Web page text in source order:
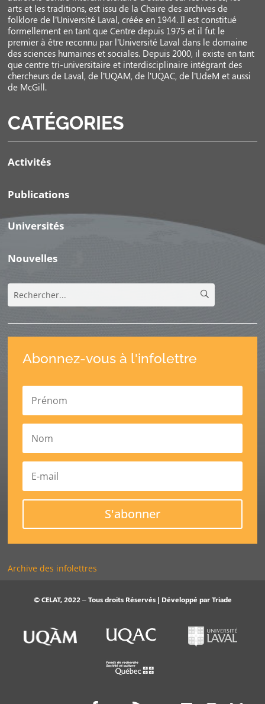
arts et les traditions, est issu de la Chaire des archives de
folklore de l’Université Laval, créée en 1944. Il est constitué
formellement en tant que Centre depuis 1975 et il fut le
premier à être reconnu par l’Université Laval dans le domaine
des sciences humaines et sociales. Depuis 2000, il existe en tant
que centre tri-universitaire et interdisciplinaire intégrant des
chercheurs de Laval, de l’UQAM, de l’UQAC, de l’UdeM et aussi
de McGill.
CATÉGORIES
Activités
Publications
Universités
Nouvelles
Abonnez-vous à l'infolettre
S'abonner
Archive des infolettres
© CELAT, 2022 – Tous droits Réservés | Développé parTriade